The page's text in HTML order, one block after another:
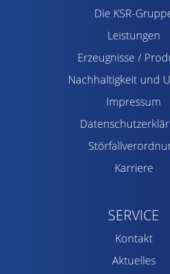
Die KSR-
Leistungen
Erzeugnisse /
Nachhaltigkeit und
Impressum
Karriere
SERVICE
Kontakt
Aktuelles